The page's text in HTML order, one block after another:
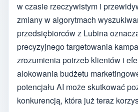
w czasie rzeczywistym i
zmiany w algorytmach
przedsiębiorców z Lubina
precyzyjnego targetowania
zrozumienia potrzeb klientów i
alokowania budżetu
potencjału AI może skutkować
konkurencją, która już teraz